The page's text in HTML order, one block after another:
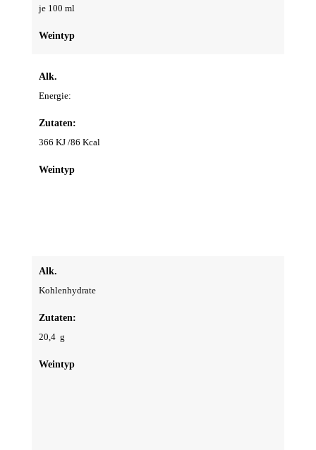
je 100 ml
Weintyp
Alk.
Energie:
Zutaten:
366 KJ /86 Kcal
Weintyp
Alk.
Kohlenhydrate
Zutaten:
20,4 g
Weintyp